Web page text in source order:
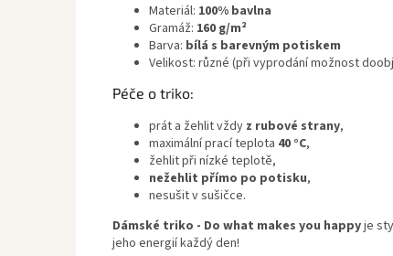
Materiál: 100% bavlna
Gramáž: 160 g/m²
Barva: bílá s barevným potiskem
Velikost: různé (při vyprodání možnost
Péče o triko:
prát a žehlit vždy z rubové strany,
maximální prací teplota 40 °C,
žehlit při nízké teplotě,
nežehlit přímo po potisku,
nesušit v sušičce.
Dámské triko - Do what makes you happyje
jeho energií každý den!